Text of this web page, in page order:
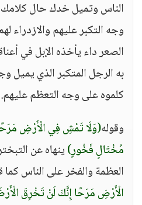
الناس وتميل خدك حال
وجه التكبر عليهم والازدراء
الصعر داء يأخذه الإبل في
به الرجل المتكبر الذي يميل
كلموه على وجه التعظم عليهم.
وقوله(وَلَا تَمْشِ فِي الْأَرْضِ
مُخْتَالٍ فَخُورٍ)ينهاه عن
العظمة والفخر على الناس كما
الْأَرْضِ مَرَحًا إِنَّكَ لَنْ تَخْرِقَ